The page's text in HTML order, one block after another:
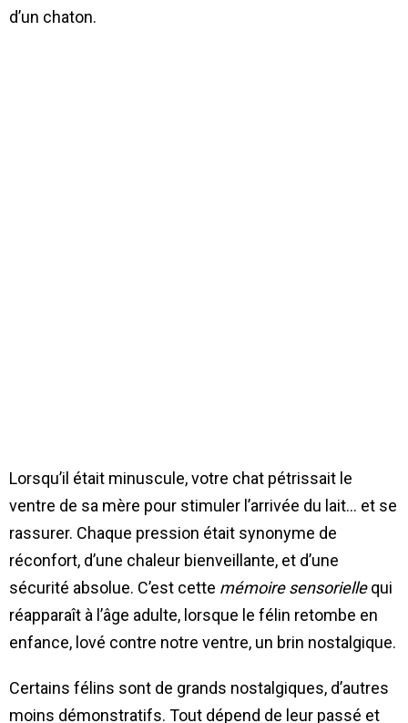
d’un chaton.
Lorsqu’il était minuscule, votre chat pétrissait le
ventre de sa mère pour stimuler l’arrivée du lait… et se
rassurer. Chaque pression était synonyme de
réconfort, d’une chaleur bienveillante, et d’une
sécurité absolue. C’est cette mémoire sensoriellequi
réapparaît à l’âge adulte, lorsque le félin retombe en
enfance, lové contre notre ventre, un brin nostalgique.
Certains félins sont de grands nostalgiques, d’autres
moins démonstratifs. Tout dépend de leur passé et